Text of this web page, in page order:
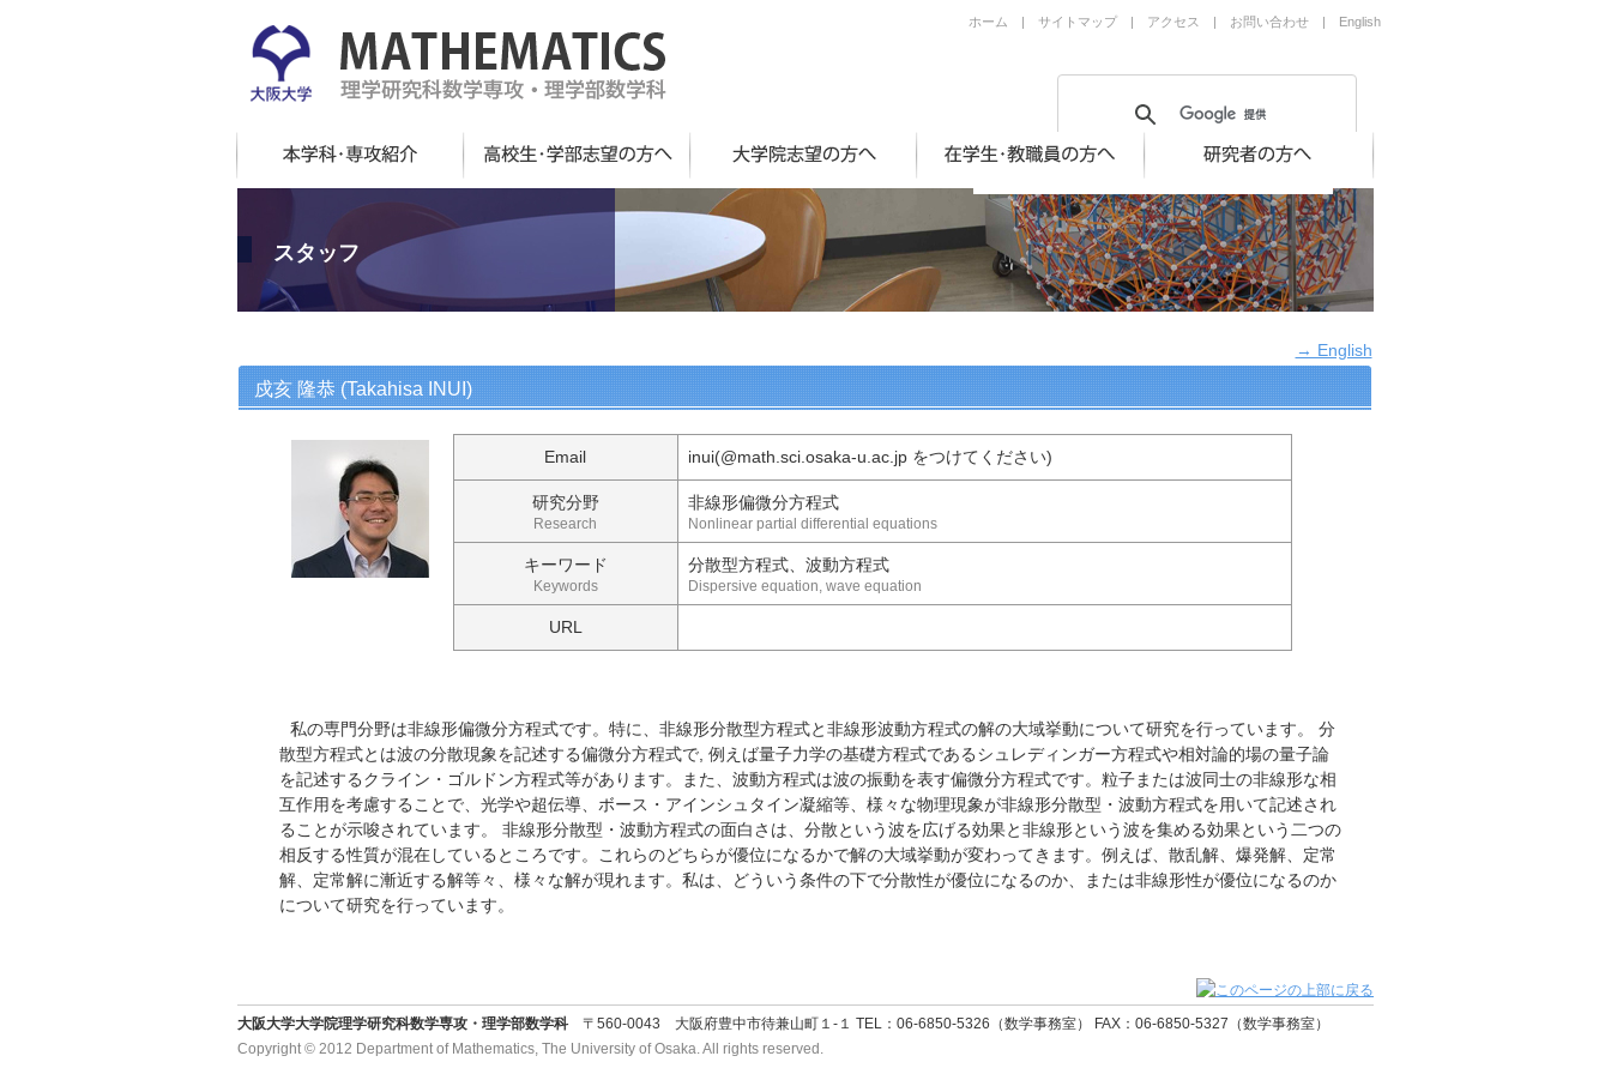
ホーム | サイトマップ | アクセス | お問い合わせ | English
スタッフ
→ English
戍亥 隆恭 (Takahisa INUI)
Email inui(@math.sci.osaka-u.ac.jp をつけてください)
研究分野
Research
非線形偏微分方程式
Nonlinear partial differential equations
キーワード
Keywords
分散型方程式、波動方程式
Dispersive equation, wave equation
URL
私の専門分野は非線形偏微分方程式です。特に、非線形分散型方程式と非線形波動方程式の解の大域挙動について研究を行っています。 分
散型方程式とは波の分散現象を記述する偏微分方程式で, 例えば量子力学の基礎方程式であるシュレディンガー方程式や相対論的場の量子論
を記述するクライン・ゴルドン方程式等があります。また、波動方程式は波の振動を表す偏微分方程式です。粒子または波同士の非線形な相
互作用を考慮することで、光学や超伝導、ボース・アインシュタイン凝縮等、様々な物理現象が非線形分散型・波動方程式を用いて記述され
ることが示唆されています。 非線形分散型・波動方程式の面白さは、分散という波を広げる効果と非線形という波を集める効果という二つの
相反する性質が混在しているところです。これらのどちらが優位になるかで解の大域挙動が変わってきます。例えば、散乱解、爆発解、定常
解、定常解に漸近する解等々、様々な解が現れます。私は、どういう条件の下で分散性が優位になるのか、または非線形性が優位になるのか
について研究を行っています。
大阪大学大学院理学研究科数学専攻・理学部数学科〒560-0043 大阪府豊中市待兼山町１-１ TEL：06-6850-5326（数学事務室） FAX：06-6850-5327（数学事務室）
Copyright © 2012 Department of Mathematics, The University of Osaka. All rights reserved.